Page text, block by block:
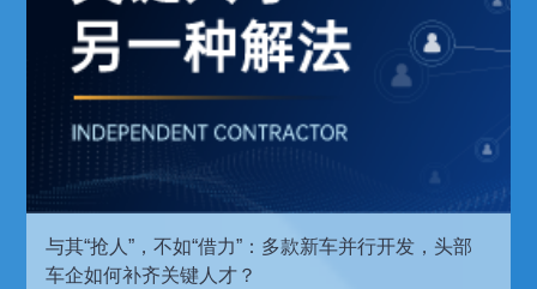
与其“抢人”，不如“借力”：多款新车并行开发，头部
车企如何补齐关键人才？